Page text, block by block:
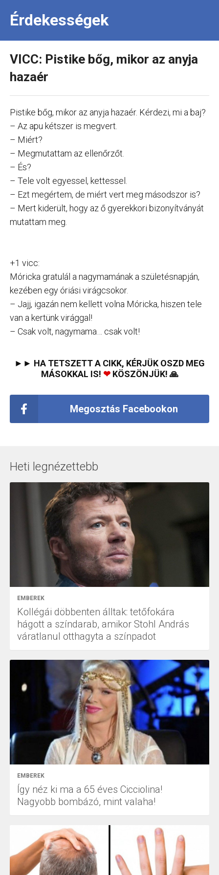
Érdekességek
VICC: Pistike bőg, mikor az anyja
hazaér
Pistike bőg, mikor az anyja hazaér. Kérdezi, mi a baj?
– Az apu kétszer is megvert.
– Miért?
– Megmutattam az ellenőrzőt.
– És?
– Tele volt egyessel, kettessel.
– Ezt megértem, de miért vert meg másodszor is?
– Mert kiderült, hogy az ő gyerekkori bizonyítványát
mutattam meg.
+1 vicc:
Móricka gratulál a nagymamának a születésnapján,
kezében egy óriási virágcsokor.
– Jajj, igazán nem kellett volna Móricka, hiszen tele
van a kertünk virággal!
– Csak volt, nagymama… csak volt!
►► HA TETSZETT A CIKK, KÉRJÜK OSZD MEG
MÁSOKKAL IS! ❤KÖSZÖNJÜK! 🙏
Megosztás Facebookon
Heti legnézettebb
EMBEREK
Kollégái döbbenten álltak: tetőfokára
hágott a színdarab, amikor Stohl András
váratlanul otthagyta a színpadot
EMBEREK
Így néz ki ma a 65 éves Cicciolina!
Nagyobb bombázó, mint valaha!